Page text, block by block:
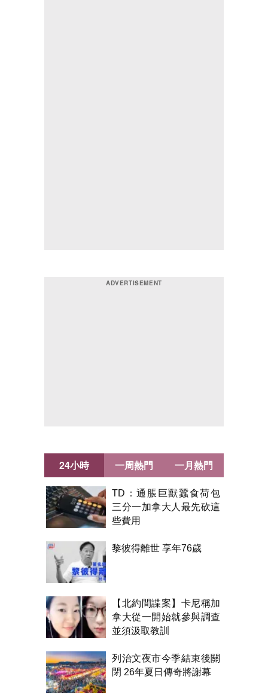
24小時
TD：通脹巨獸蠶食荷包
三分一加拿大人最先砍這
些費用
黎彼得離世 享年76歲
【北約間諜案】卡尼稱加
拿大從一開始就參與調查
並須汲取教訓
列治文夜市今季結束後關
閉 26年夏日傳奇將謝幕
一周熱門 一月熱門